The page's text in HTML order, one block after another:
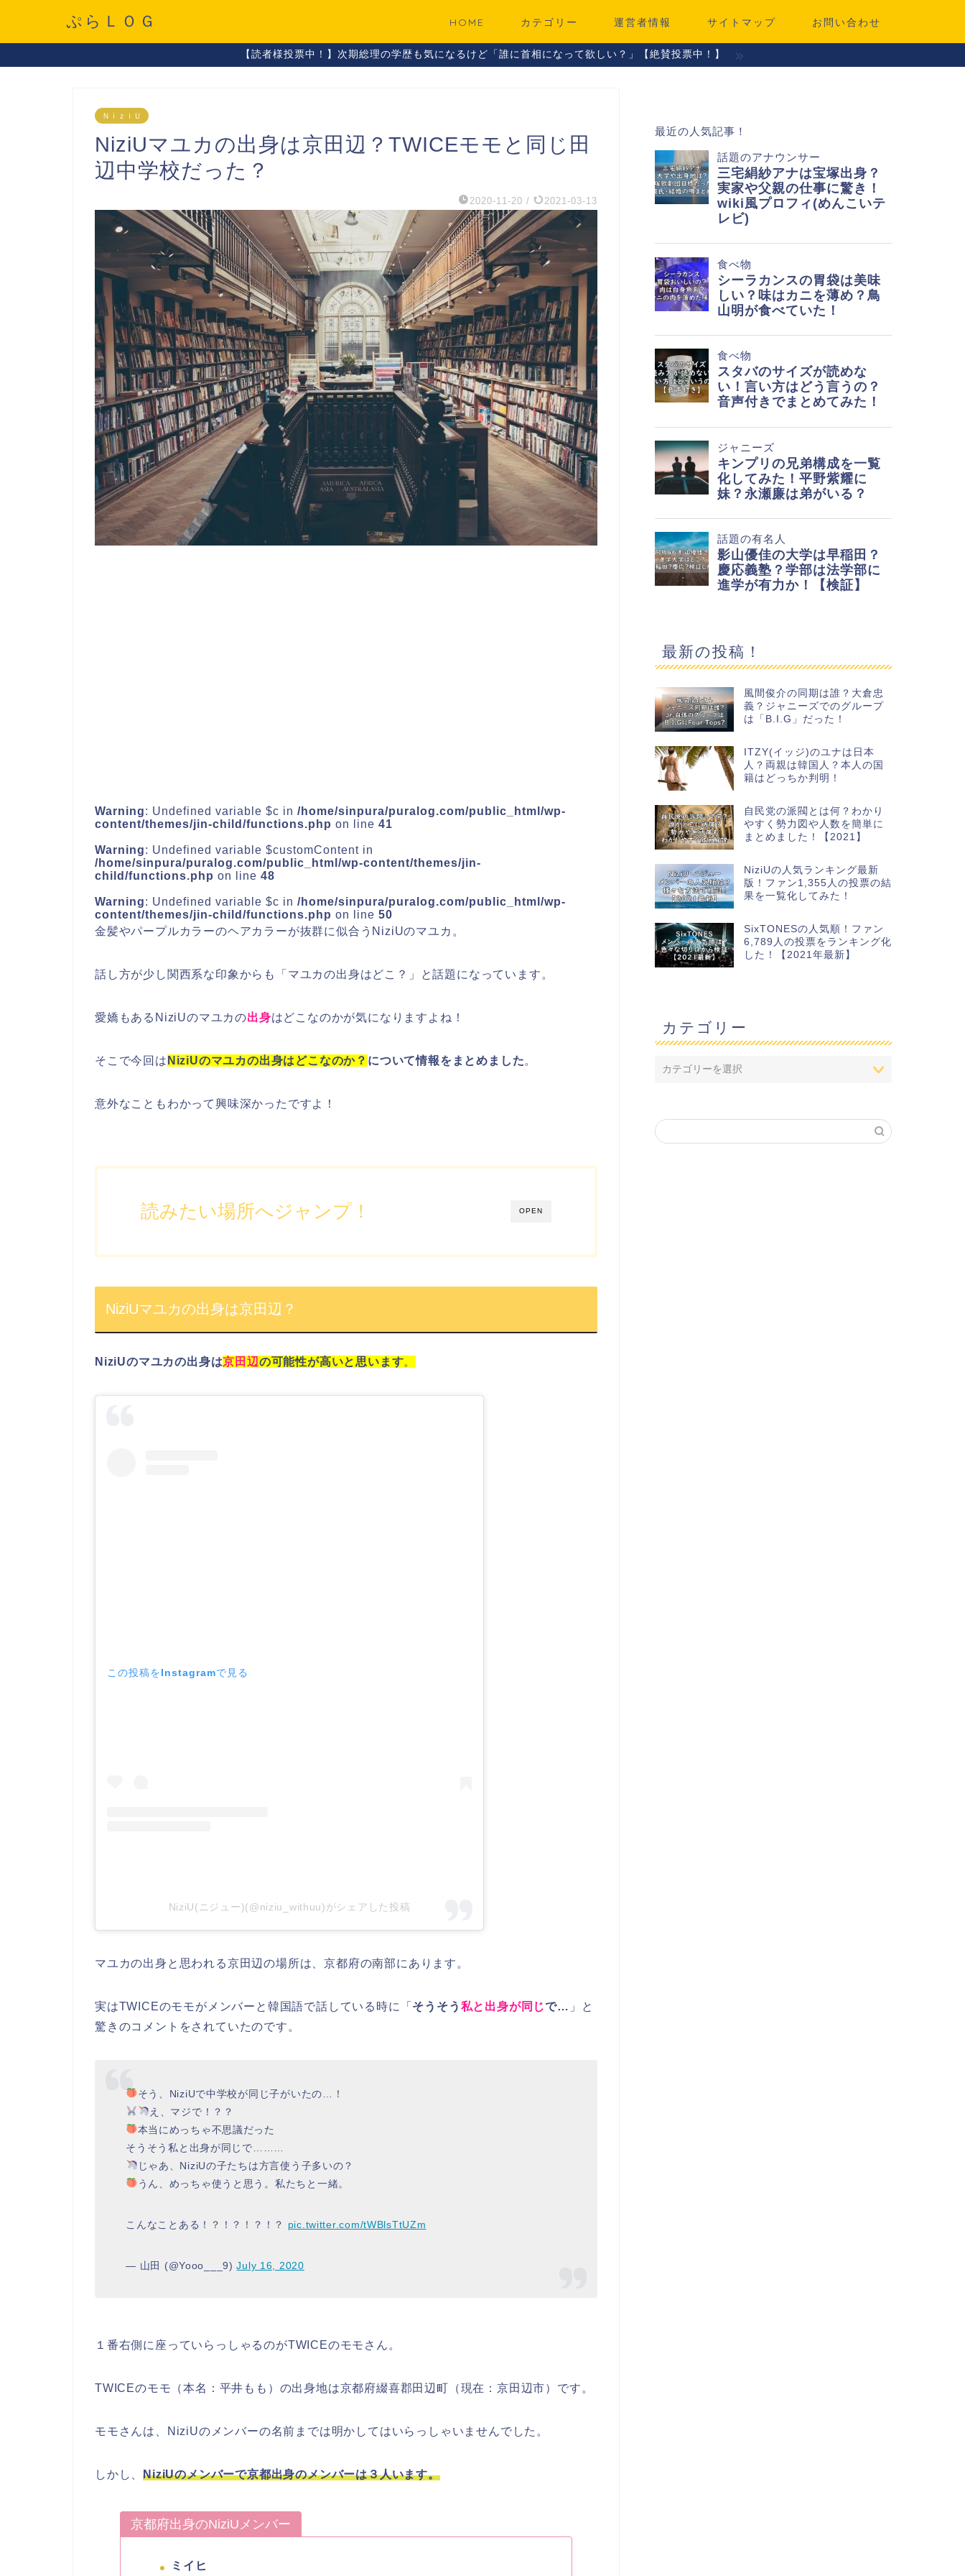
ぷらＬＯＧ HOME カテゴリー 運営者情報 サイトマップ お問い合わせ
【読者様投票中！】次期総理の学歴も気になるけど「誰に首相になって欲しい？」【絶賛投票中！】
ＮｉｚｉＵ
NiziUマユカの出身は京田辺？TWICEモモと同じ田
辺中学校だった？
2020-11-20 / 2021-03-13
Warning: Undefined variable $c in /home/sinpura/puralog.com/public_html/wp-
content/themes/jin-child/functions.php on line 41
Warning: Undefined variable $customContent in
/home/sinpura/puralog.com/public_html/wp-content/themes/jin-
child/functions.php on line 48
Warning: Undefined variable $c in /home/sinpura/puralog.com/public_html/wp-
content/themes/jin-child/functions.php on line 50
金髪やパープルカラーのヘアカラーが抜群に似合う NiziUのマユカ 。
話し方が少し関西系な印象からも「 マユカの出身はどこ？ 」と話題になっています。
愛嬌もある NiziUのマユカの出身はどこ なのかが気になりますよね！
そこで今回は NiziUのマユカの出身はどこなのか？ について情報をまとめました。
意外なこともわかって興味深かったですよ！
OPEN
読みたい場所へジャンプ！
NiziUマユカの出身は京田辺？
NiziUのマユカの出身は京田辺の可能性が高いと思います。
この投稿をInstagramで見る
NiziU(ニジュー)(@niziu_withuu)がシェアした投稿
マユカの出身 と思われる京田辺の場所は、京都府の南部にあります。
実はTWICEのモモがメンバーと 韓国語で話している時に「 そうそう 私と出身が同じで… 」と
驚きのコメントをされていたのです。
そう、NiziUで中学校が同じ子がいたの…！
え、マジで！？？
本当にめっちゃ不思議だった
そうそう私と出身が同じで………
じゃあ、NiziUの子たちは方言使う子多いの？
うん、めっちゃ使うと思う。私たちと一緒。
こんなことある！？！？！？！？ pic.twitter.com/tWBlsTtUZm
— 山田 (@Yooo___9)July 16, 2020
１番右側に座っていらっしゃるのがTWICEのモモさん。
TWICEのモモ（本名：平井もも） の出身地は京都府綴喜郡田辺町（現在：京田辺市） です。
モモさんは、NiziUのメンバーの名前までは明かしてはいらっしゃいませんでした。
しかし、NiziUのメンバーで京都出身のメンバーは３人います。
京都府出身のNiziUメンバー
ミイヒ
最近の人気記事！
最新の投稿！
風間俊介の同期は誰？大倉忠
義？ジャニーズでのグループ
は「B.I.G」だった！
ITZY(イッジ)のユナは日本
人？両親は韓国人？本人の国
籍はどっちか判明！
自民党の派閥とは何？わかり
やすく勢力図や人数を簡単に
まとめました！【2021】
NiziUの人気ランキング最新
版！ファン1,355人の投票の結
果を一覧化してみた！
SixTONESの人気順！ファン
6,789人の投票をランキング化
した！【2021年最新】
カテゴリー